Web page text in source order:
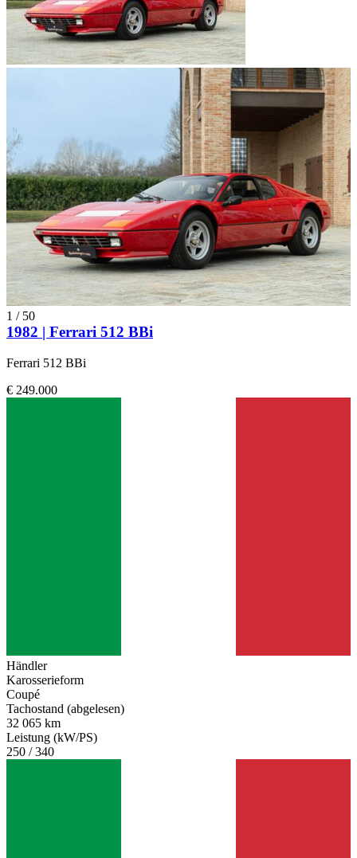
1 / 50
1982 | Ferrari 512 BBi
Ferrari 512 BBi
€ 249.000
Händler
Karosserieform
Coupé
Tachostand (abgelesen)
32 065 km
Leistung (kW/PS)
250 / 340